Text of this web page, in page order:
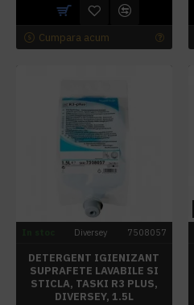
Cumpara acum
Diversey 7508057
DETERGENT IGIENIZANT
SUPRAFETE LAVABILE SI
STICLA, TASKI R3 PLUS,
DIVERSEY, 1.5L